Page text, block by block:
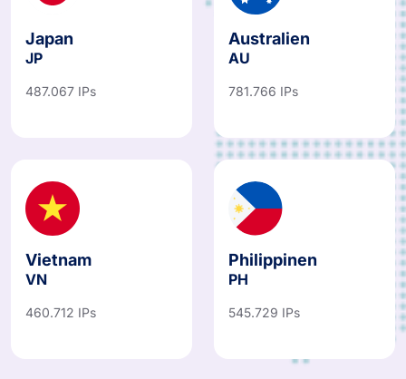
Japan
JP
Australien
AU
VN PH